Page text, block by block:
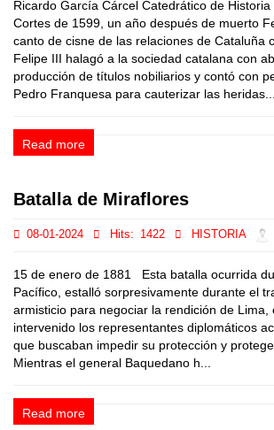
Ricardo García Cárcel Catedrático de
Cortes de 1599, un año después de muerto
canto de cisne de las relaciones de Cataluña
Felipe III halagó a la sociedad catalana con
producción de títulos nobiliarios y contó con
Pedro Franquesa para cauterizar las heridas...
Read more
Batalla de Miraflores
08-01-2024 Hits: 1422 HISTORIA
15 de enero de 1881 Esta batalla ocurrida
Pacífico, estalló sorpresivamente durante el
armisticio para negociar la rendición de Lima,
intervenido los representantes diplomáticos
que buscaban impedir su protección y
Mientras el general Baquedano h...
Read more